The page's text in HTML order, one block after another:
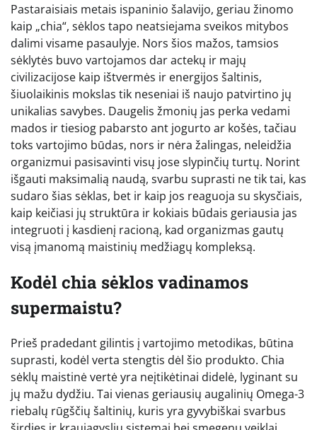
Pastaraisiais metais ispaninio šalavijo, geriau žinomo
kaip „chia“, sėklos tapo neatsiejama sveikos mitybos
dalimi visame pasaulyje. Nors šios mažos, tamsios
sėklytės buvo vartojamos dar actekų ir majų
civilizacijose kaip ištvermės ir energijos šaltinis,
šiuolaikinis mokslas tik neseniai iš naujo patvirtino jų
unikalias savybes. Daugelis žmonių jas perka vedami
mados ir tiesiog pabarsto ant jogurto ar košės, tačiau
toks vartojimo būdas, nors ir nėra žalingas, neleidžia
organizmui pasisavinti visų jose slypinčių turtų. Norint
išgauti maksimalią naudą, svarbu suprasti ne tik tai, kas
sudaro šias sėklas, bet ir kaip jos reaguoja su skysčiais,
kaip keičiasi jų struktūra ir kokiais būdais geriausia jas
integruoti į kasdienį racioną, kad organizmas gautų
visą įmanomą maistinių medžiagų kompleksą.
Kodėl chia sėklos vadinamos
supermaistu?
Prieš pradedant gilintis į vartojimo metodikas, būtina
suprasti, kodėl verta stengtis dėl šio produkto. Chia
sėklų maistinė vertė yra neįtikėtinai didelė, lyginant su
jų mažu dydžiu. Tai vienas geriausių augalinių Omega-3
riebalų rūgščių šaltinių, kuris yra gyvybiškai svarbus